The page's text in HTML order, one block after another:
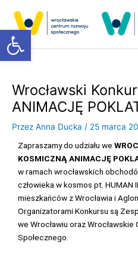
Otwórz pasek
treści
Wrocławski
ANIMACJĘ
Przez Anna Ducka / 25 marca
Zapraszamy do udziału we
KOSMICZNĄ ANIMACJĘ
w ramach wrocławskich
człowieka w kosmos pt. HUMAN
mieszkańców z Wrocławia i
Organizatorami Konkursu są
we Wrocławiu oraz Wrocławskie
Społecznego.